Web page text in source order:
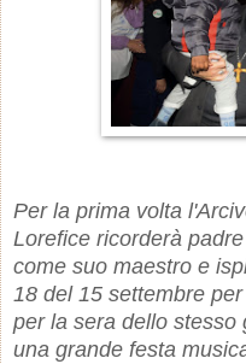
Per la prima volta
Lorefice ricorderà
come suo maestro e
18 del 15 settembre
per la sera dello stesso
una grande festa